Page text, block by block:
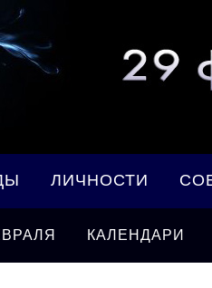
ЛИЧНОСТИ
КАЛЕНДАРИ